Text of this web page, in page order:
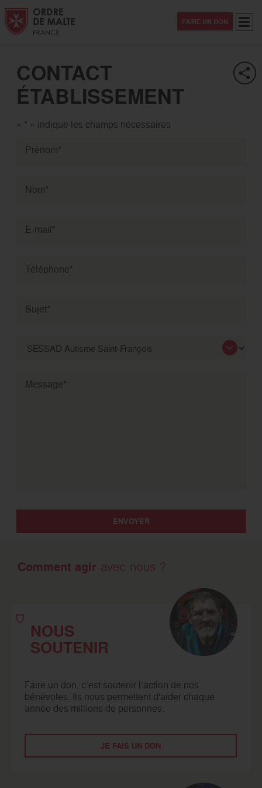
Aller au contenu
Aller à la recherche
Aller au menu
FAIRE UN DON
CONTACT
ÉTABLISSEMENT
« * » indique les champs nécessaires
Prénom*
Nom*
E-mail*
Téléphone*
Sujet*
Message*
ENVOYER
Comment agir avec nous ?
NOUS
SOUTENIR
Faire un don, c’est soutenir l’action de nos
bénévoles. Ils nous permettent d'aider chaque
année des millions de personnes.
JE FAIS UN DON